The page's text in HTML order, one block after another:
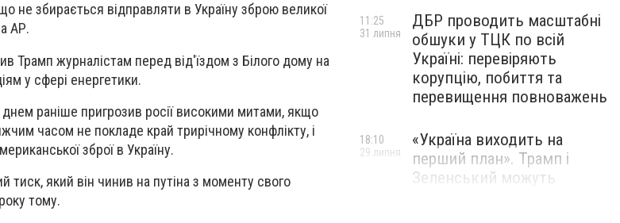
збирається відправляти в Україну зброю великої
АР.
Трамп журналістам перед від'їздом з Білого дому на
у сфері енергетики.
днем раніше пригрозив росії високими митами, якщо
часом не покладе край трирічному конфлікту, і
зброї в Україну.
який він чинив на путіна з моменту свого
тому.
ДБР проводить масштабні
обшуки у ТЦК по всій
Україні: перевіряють
корупцію, побиття та
перевищення повноважень
11:25
31 липня
«Україна виходить на
перший план». Трамп і
Зеленський можуть
18:10
29 липня